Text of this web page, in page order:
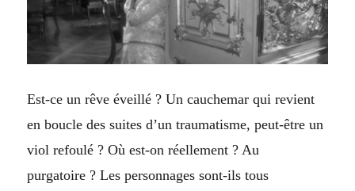
Est-ce un rêve éveillé ? Un cauchemar qui revient
en boucle des suites d’un traumatisme, peut-être un
viol refoulé ? Où est-on réellement ? Au
purgatoire ? Les personnages sont-ils tous